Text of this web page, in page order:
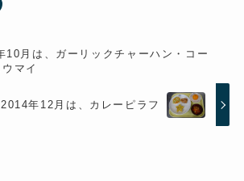
10月は、ガーリックチャーハン・コー
マイ
2014年12月は、カレーピラフ